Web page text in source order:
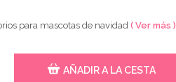
para mascotas de navidad ( Ver más )
AÑADIR A LA CESTA